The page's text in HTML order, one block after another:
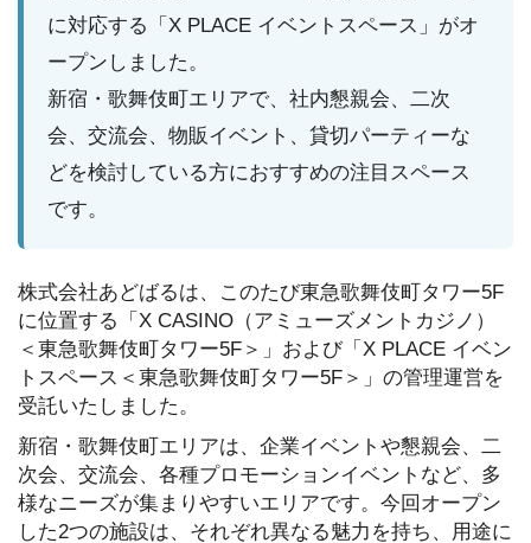
に対応する「X PLACE イベントスペース」がオ
ープンしました。
新宿・歌舞伎町エリアで、社内懇親会、二次
会、交流会、物販イベント、貸切パーティーな
どを検討している方におすすめの注目スペース
です。
株式会社あどばるは、このたび東急歌舞伎町タワー5F
に位置する「X CASINO（アミューズメントカジノ）
＜東急歌舞伎町タワー5F＞」および「X PLACE イベン
トスペース＜東急歌舞伎町タワー5F＞」の管理運営を
受託いたしました。
新宿・歌舞伎町エリアは、企業イベントや懇親会、二
次会、交流会、各種プロモーションイベントなど、多
様なニーズが集まりやすいエリアです。今回オープン
した2つの施設は、それぞれ異なる魅力を持ち、用途に